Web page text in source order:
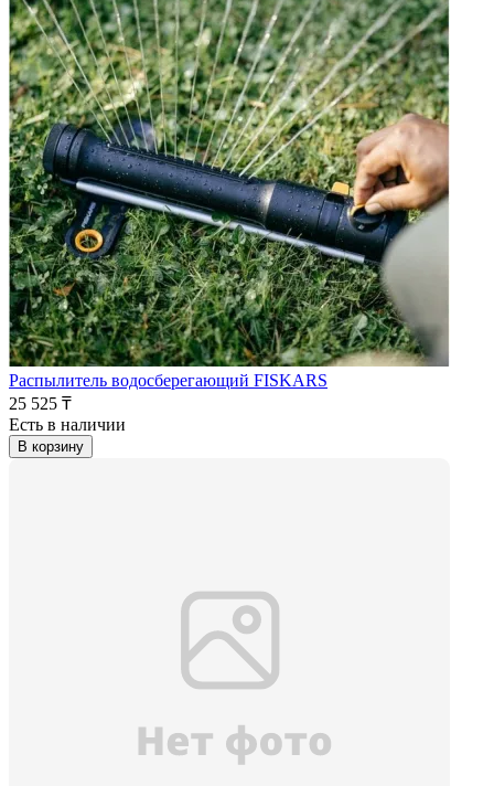
Распылитель водосберегающий FISKARS
25 525 ₸
Есть в наличии
В корзину